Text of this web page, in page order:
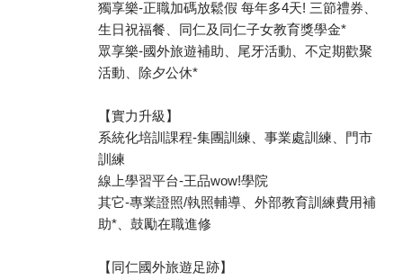
獨享樂-正職加碼放鬆假 每年多4天! 三節禮券、
生日祝福餐、同仁及同仁子女教育獎學金*
眾享樂-國外旅遊補助、尾牙活動、不定期歡聚
活動、除夕公休*
【實力升級】
系統化培訓課程-集團訓練、事業處訓練、門市
訓練
線上學習平台-王品wow!學院
其它-專業證照/執照輔導、外部教育訓練費用補
助*、鼓勵在職進修
【同仁國外旅遊足跡】